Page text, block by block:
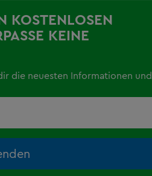
KOSTENLOSEN
KEINE
die neuesten Informationen und